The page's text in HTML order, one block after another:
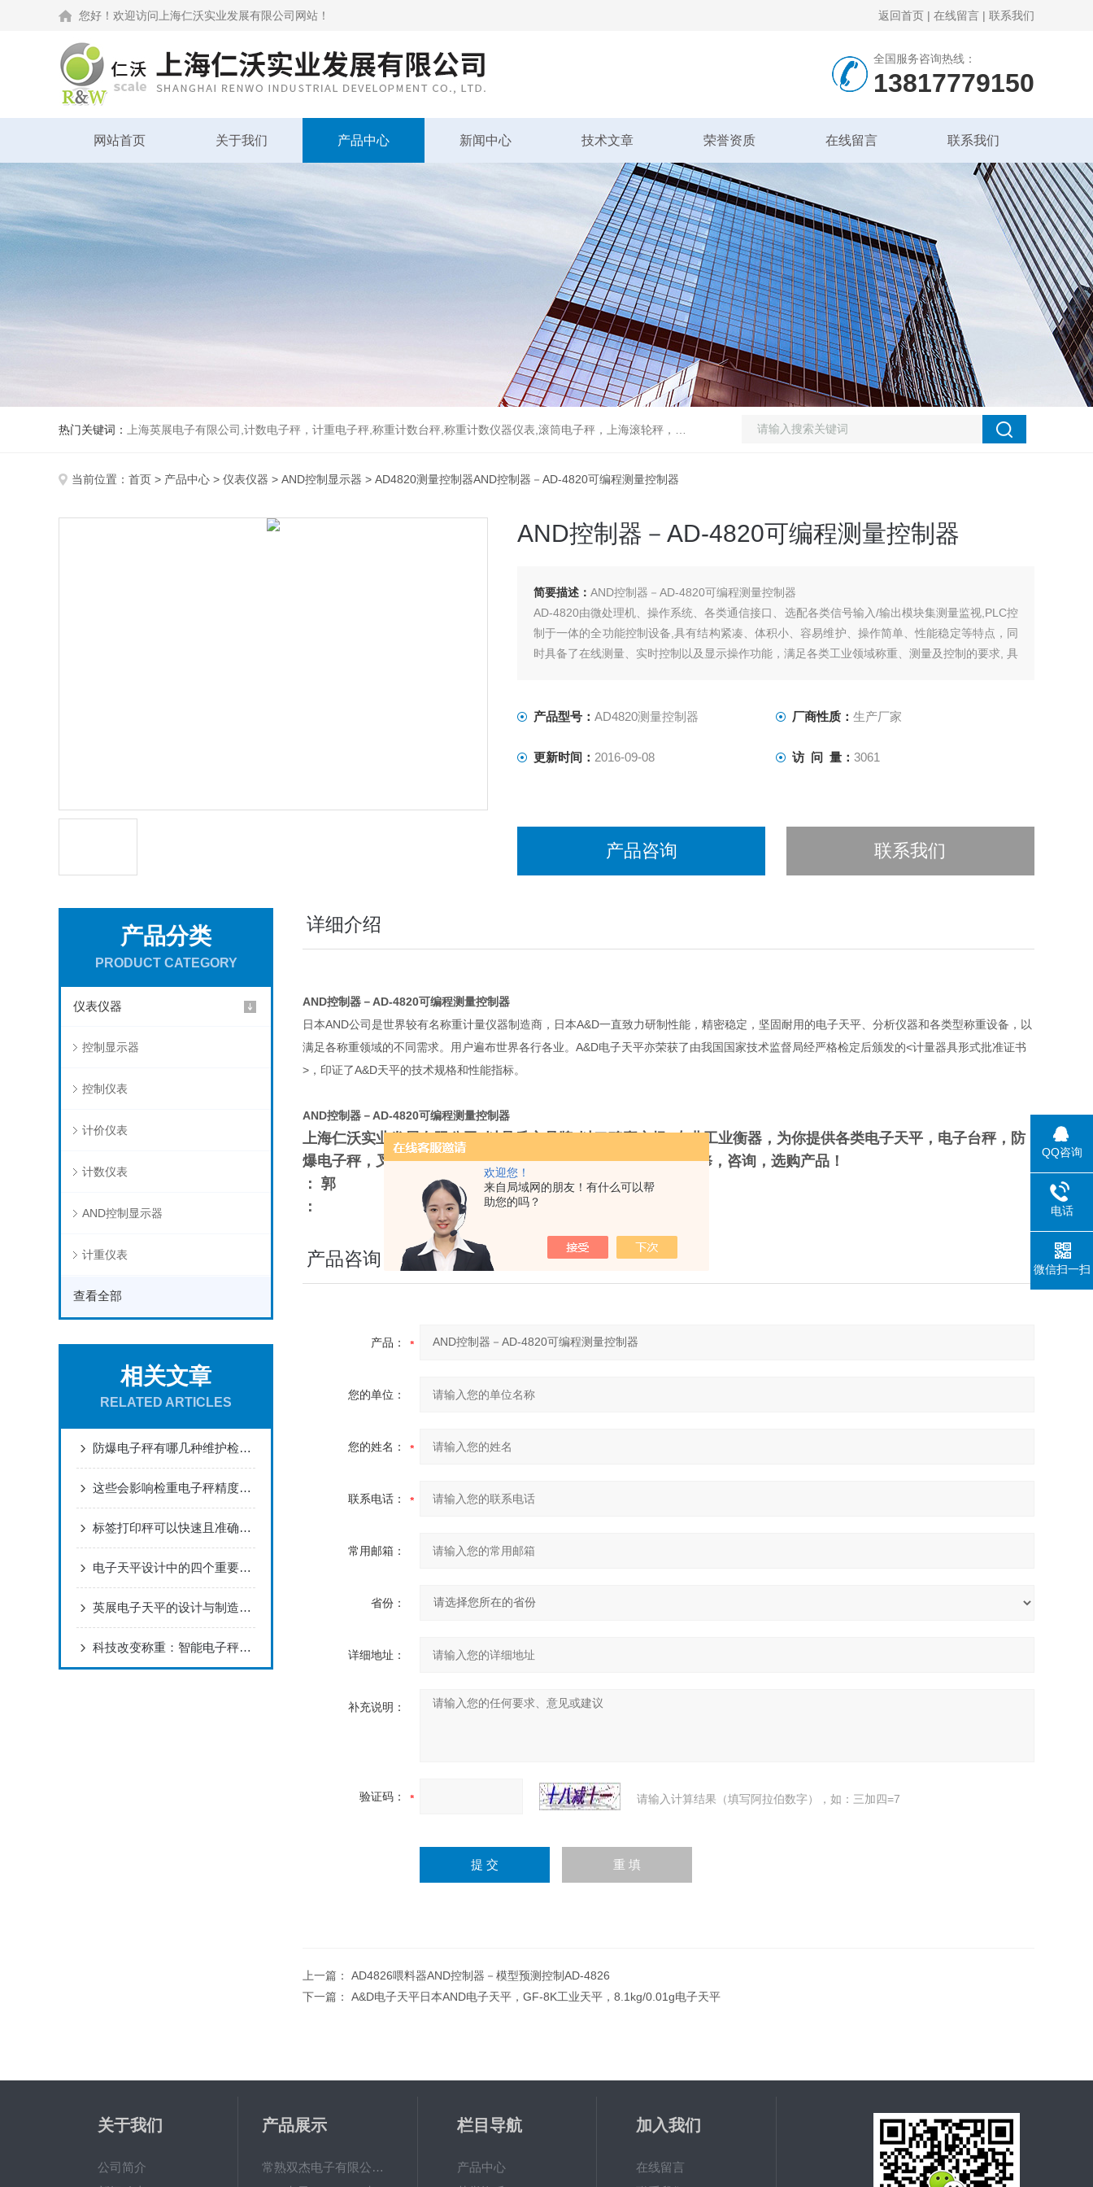
欢迎您！
来自局域网的朋友！有什么可以帮
助您的吗？
您好！欢迎访问上海仁沃实业发展有限公司网站！ 返回首页 | 在线留言 | 联系我们
全国服务咨询热线：
13817779150
网站首页 关于我们 产品中心 新闻中心 技术文章 荣誉资质 在线留言 联系我们
热门关键词： 上海英展电子有限公司,计数电子秤，计重电子秤,称重计数台秤,称重计数仪器仪表,滚筒电子秤，上海滚轮秤，无线打印吊秤
当前位置： 首页 > 产品中心 > 仪表仪器 > AND控制显示器 > AD4820测量控制器AND控制器－AD-4820可编程测量控制器
AND控制器－AD-4820可编程测量控制器
简要描述： AND控制器－AD-4820可编程测量控制器
AD-4820由微处理机、操作系统、各类通信接口、选配各类信号输入/输出模块集测量监视,PLC控
制于一体的全功能控制设备,具有结构紧凑、体积小、容易维护、操作简单、性能稳定等特点，同
时具备了在线测量、实时控制以及显示操作功能，满足各类工业领域称重、测量及控制的要求, 具
产品型号： AD4820测量控制器 厂商性质： 生产厂家
更新时间： 2016-09-08 访 问 量： 3061
产品咨询 联系我们
产品分类
PRODUCT CATEGORY
仪表仪器
控制显示器
控制仪表
计价仪表
计数仪表
AND控制显示器
计重仪表
查看全部
相关文章
RELATED ARTICLES
防爆电子秤有哪几种维护检查方法？
这些会影响检重电子秤精度的因素您知道吗？
标签打印秤可以快速且准确地打印出符合货物重量的标签
电子天平设计中的四个重要性能指标
英展电子天平的设计与制造充分考虑了实验室的实际需求
科技改变称重：智能电子秤的五大优势！
详细介绍
AND控制器－AD-4820可编程测量控制器
日本AND公司是世界较有名称重计量仪器制造商，日本A&D一直致力研制性能，精密稳定，坚固耐用的电子天平、分析仪器和各类型称重设备，以
满足各称重领域的不同需求。用户遍布世界各行各业。A&D电子天平亦荣获了由我国国家技术监督局经严格检定后颁发的<计量器具形式批准证书
>，印证了A&D天平的技术规格和性能指标。
AND控制器－AD-4820可编程测量控制器
上海仁沃实业发展有限公司“以品质立品牌*以口碑赢市场”专业工业衡器，为你提供各类电子天平，电子台秤，防
爆电子秤，叉车称，称重仪表及各类衡器配件的加工制造及维修，咨询，选购产品！
： 郭
：
产品咨询
产品：
您的单位：
您的姓名：
联系电话：
常用邮箱：
省份：
详细地址：
补充说明：
验证码： 请输入计算结果（填写阿拉伯数字），如：三加四=7
上一篇： AD4826喂料器AND控制器－模型预测控制AD-4826
下一篇： A&D电子天平日本AND电子天平，GF-8K工业天平，8.1kg/0.01g电子天平
关于我们
公司简介
产品展示
常熟双杰电子有限公司双杰DT-1000电子天平带自动校准
栏目导航
产品中心
加入我们
在线留言
QQ咨询
电话
微信扫一扫